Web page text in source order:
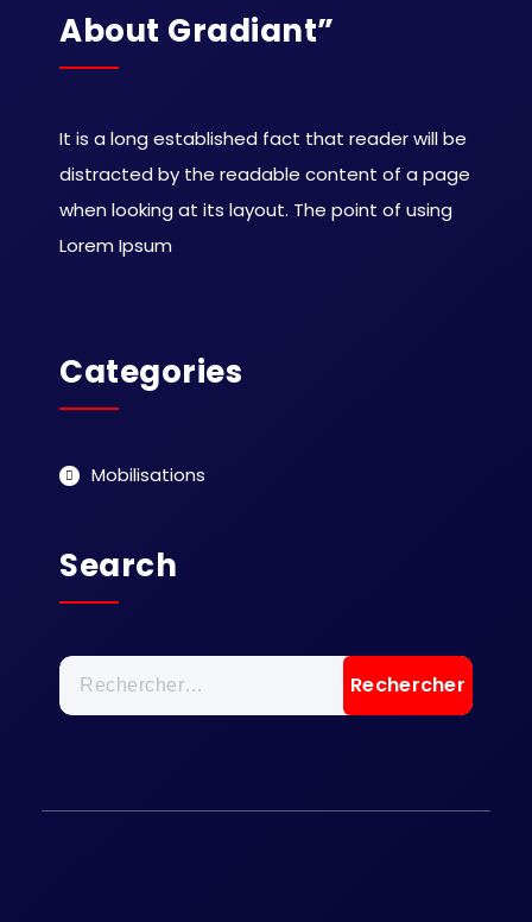
About Gradiant”
It is a long established fact that reader will be
distracted by the readable content of a page
when looking at its layout. The point of using
Lorem Ipsum
Categories
Mobilisations
Search
Rechercher :